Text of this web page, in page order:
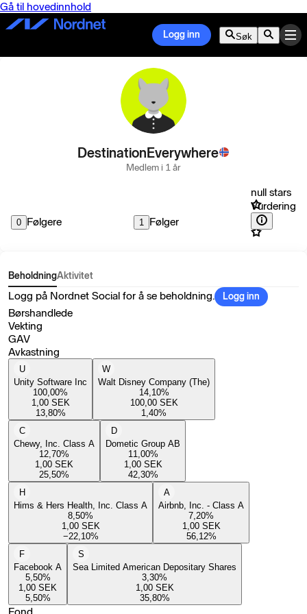
Gå til hovedinnhold
Logg inn Søk
DestinationEverywhere
Medlem i 1 år
0 Følgere 1 Følger
null stars
Vurdering
BeholdningAktivitet
Logg på Nordnet Social for å se beholdning. Logg inn
Børshandlede
Vekting
GAV
Avkastning
U
Unity Software Inc
100,00%
1,00 SEK
13,80%
W
Walt Disney Company (The)
14,10%
100,00 SEK
1,40%
C
Chewy, Inc. Class A
12,70%
1,00 SEK
25,50%
D
Dometic Group AB
11,00%
1,00 SEK
42,30%
H
Hims & Hers Health, Inc. Class A
8,50%
1,00 SEK
−22,10%
A
Airbnb, Inc. - Class A
7,20%
1,00 SEK
56,12%
F
Facebook A
5,50%
1,00 SEK
5,50%
S
Sea Limited American Depositary Shares
3,30%
1,00 SEK
35,80%